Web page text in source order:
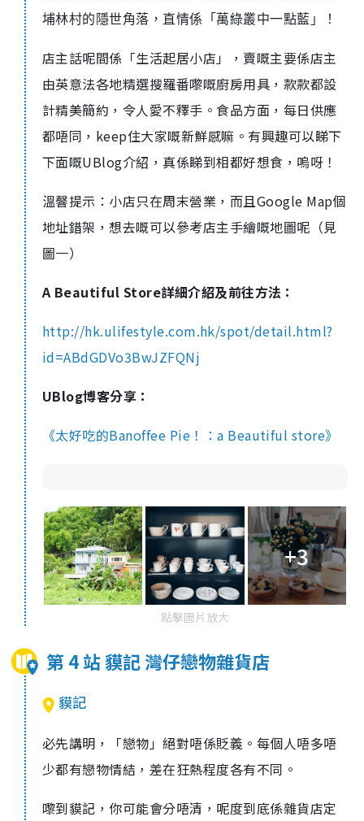
埔林村的隱世角落，直情係「萬綠叢中一點藍」！
店主話呢間係「生活起居小店」，賣嘅主要係店主
由英意法各地精選搜羅番嚟嘅廚房用具，款款都設
計精美簡約，令人愛不釋手。食品方面，每日供應
都唔同，keep住大家嘅新鮮感嘛。有興趣可以睇下
下面嘅UBlog介紹，真係睇到相都好想食，嗚呀！
溫韾提示：小店只在周末營業，而且Google Map個
地址錯架，想去嘅可以參考店主手繪嘅地圖呢（見
圖一）
A Beautiful Store詳細介紹及前往方法：
http://hk.ulifestyle.com.hk/spot/detail.html?
id=ABdGDVo3BwJZFQNj
UBlog博客分享：
《太好吃的Banoffee Pie！：a Beautiful store》
+3
點擊圖片放大
第 4 站 貘記 灣仔戀物雜貨店
貘記
必先講明，「戀物」絕對唔係貶義。每個人唔多唔
少都有戀物情結，差在狂熱程度各有不同。
嚟到貘記，你可能會分唔清，呢度到底係雜貨店定